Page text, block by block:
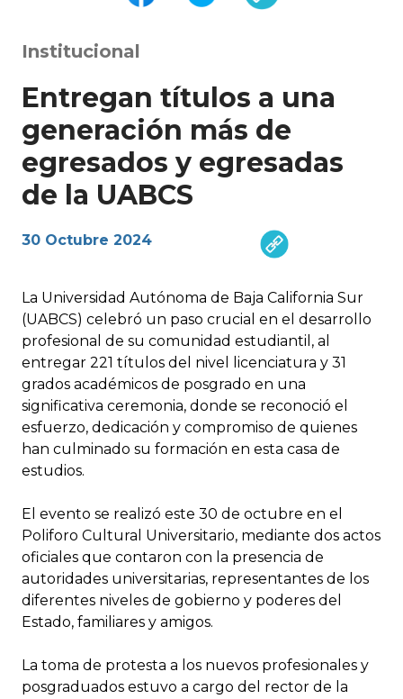
Institucional
Entregan títulos a una
generación más de
egresados y egresadas
de la UABCS
30 Octubre 2024
La Universidad Autónoma de Baja California Sur
(UABCS) celebró un paso crucial en el desarrollo
profesional de su comunidad estudiantil, al
entregar 221 títulos del nivel licenciatura y 31
grados académicos de posgrado en una
significativa ceremonia, donde se reconoció el
esfuerzo, dedicación y compromiso de quienes
han culminado su formación en esta casa de
estudios.
El evento se realizó este 30 de octubre en el
Poliforo Cultural Universitario, mediante dos actos
oficiales que contaron con la presencia de
autoridades universitarias, representantes de los
diferentes niveles de gobierno y poderes del
Estado, familiares y amigos.
La toma de protesta a los nuevos profesionales y
posgraduados estuvo a cargo del rector de la